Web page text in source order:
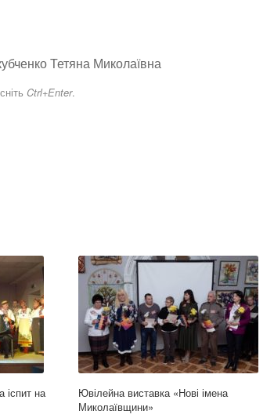
Тетяна Миколаївна
Ctrl+Enter.
іспит на
Ювілейна виставка «Нові імена
Миколаївщини»